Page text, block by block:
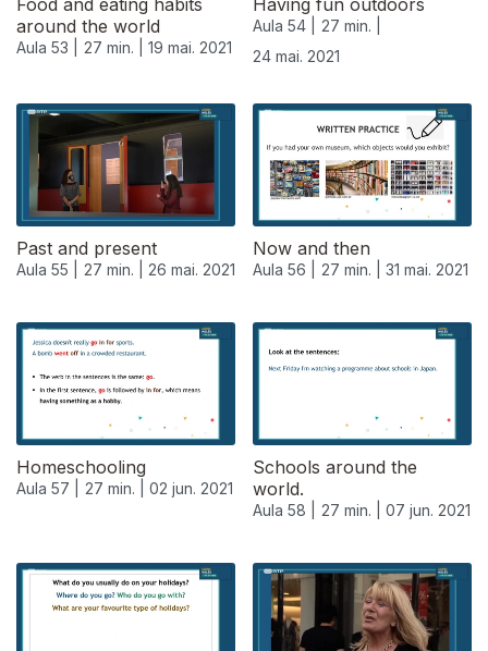
Food and eating habits
around the world
Aula 53 | 27 min. | 19 mai. 2021
Having fun outdoors
Aula 54 |
27 min. |
24 mai. 2021
Past and present
Aula 55 | 27 min. | 26 mai. 2021
Now and then
Aula 56 | 27 min. | 31 mai. 2021
Homeschooling
Aula 57 | 27 min. | 02 jun. 2021
Schools around the
world.
Aula 58 | 27 min. | 07 jun. 2021
550986